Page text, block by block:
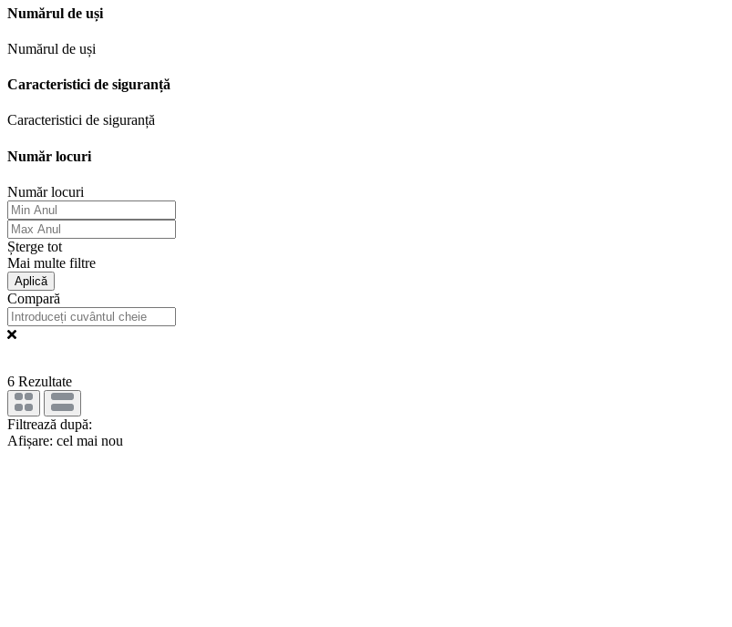
Numărul de uși
Numărul de uși
Caracteristici de siguranță
Caracteristici de siguranță
Număr locuri
Număr locuri
Șterge tot
Mai multe filtre
Aplică
Compară
6 Rezultate
Filtrează după:
Afișare: cel mai nou